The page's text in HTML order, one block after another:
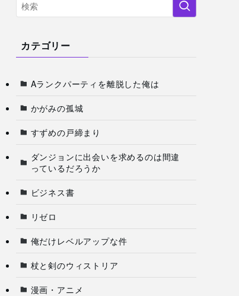
カテゴリー
Aランクパーティを離脱した俺は
かがみの孤城
すずめの戸締まり
ダンジョンに出会いを求めるのは間違
っているだろうか
ビジネス書
リゼロ
俺だけレベルアップな件
杖と剣のウィストリア
漫画・アニメ